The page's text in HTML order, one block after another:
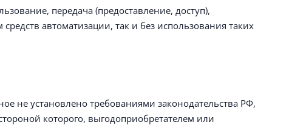
передача (предоставление, доступ),
автоматизации, так и без использования таких
не установлено требованиями законодательства РФ,
которого, выгодоприобретателем или